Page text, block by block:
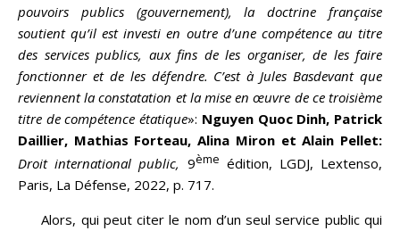
pouvoirs publics (gouvernement), la doctrine française
soutient qu’il est investi en outre d’une compétence au titre
des services publics, aux fins de les organiser, de les faire
fonctionner et de les défendre. C’est à Jules Basdevant que
reviennent la constatation et la mise en œuvre de ce troisième
titre de compétence étatique»: Nguyen Quoc Dinh, Patrick
Daillier, Mathias Forteau, Alina Miron et Alain Pellet:
Droit international public, 9ème édition, LGDJ, Lextenso,
Paris, La Défense, 2022, p. 717.
Alors, qui peut citer le nom d’un seul service public qui